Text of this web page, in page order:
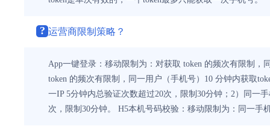
? 运营商限制策略？
App一键登录：移动限制为：对获取 token 的频次有限制
token 的频次有限制，同一用户（手机号）10 分钟内获取
一IP 5分钟内总验证次数超过20次，限制30分钟；2）同一
次，限制30分钟。 H5本机号码校验：移动限制为：同一手